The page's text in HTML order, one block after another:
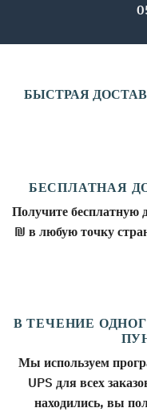
БЫСТРАЯ
БЕСПЛАТНАЯ
Получите бесплатную
₪ в любую точку
В ТЕЧЕНИЕ
Мы используем
UPS для всех
находились, вы